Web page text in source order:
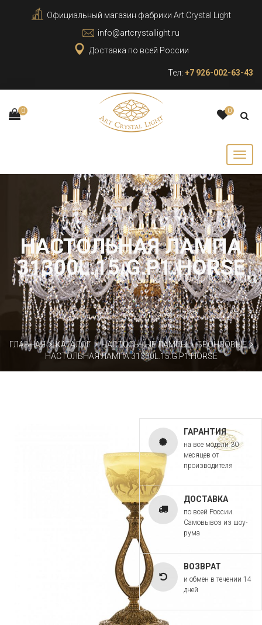
Официальный магазин фабрики Art Crystal Light
info@artcrystallight.ru
Доставка по всей России
Тел: +7 926-002-63-43
0 0
НАСТОЛЬНАЯ ЛАМПА
31300L.15.G.P1.HORSE
ГЛАВНАЯ КАТАЛОГ НАСТОЛЬНЫЕ ЛАМПЫ
БРОНЗОВЫЕ
НАСТОЛЬНАЯ ЛАМПА 31300L.15.G.P1.HORSE
ГАРАНТИЯ
на все модели 30
месяцев от
производителя
ДОСТАВКА
по всей России.
Самовывоз из шоу-
рума
ВОЗВРАТ
и обмен в течении 14
дней